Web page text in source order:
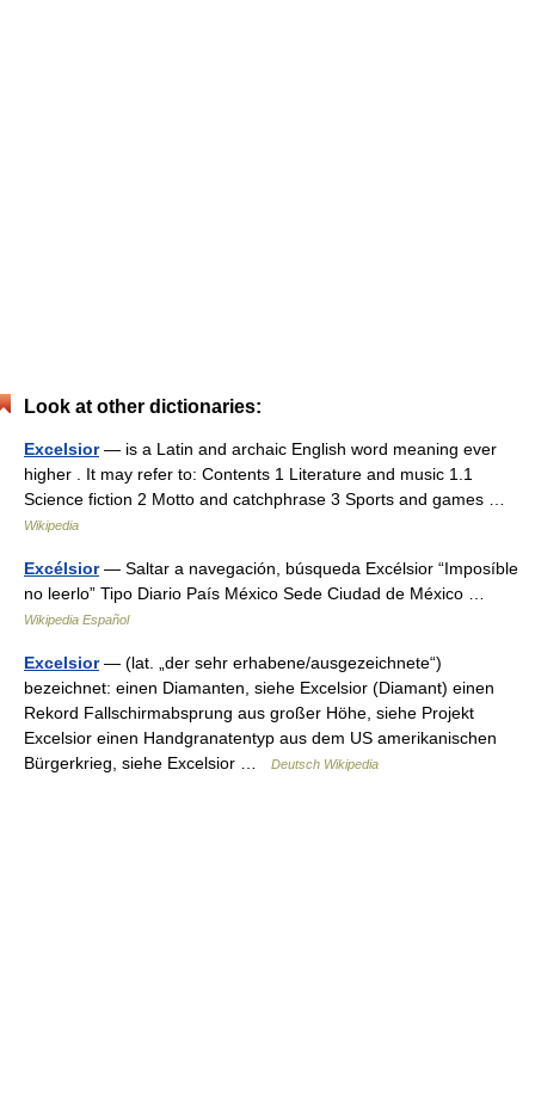
Look at other dictionaries:
Excelsior— is a Latin and archaic English word meaning ever
higher . It may refer to: Contents 1 Literature and music 1.1
Science fiction 2 Motto and catchphrase 3 Sports and games …
Wikipedia
Excélsior— Saltar a navegación, búsqueda Excélsior “Imposíble
no leerlo” Tipo Diario País México Sede Ciudad de México …
Wikipedia Español
Excelsior— (lat. „der sehr erhabene/ausgezeichnete“)
bezeichnet: einen Diamanten, siehe Excelsior (Diamant) einen
Rekord Fallschirmabsprung aus großer Höhe, siehe Projekt
Excelsior einen Handgranatentyp aus dem US amerikanischen
Bürgerkrieg, siehe Excelsior …
Deutsch Wikipedia